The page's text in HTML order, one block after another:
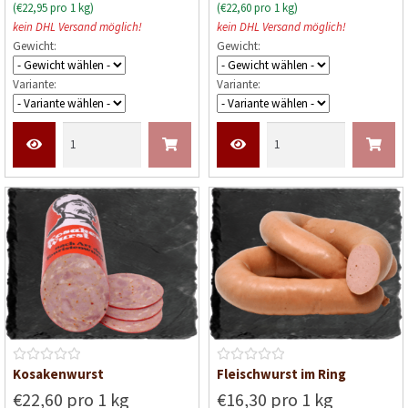
e
r
t
e
t
m
0
v
o
n
5
(€22,95 pro 1 kg)
kein DHL Versand möglich!
Gewicht:
Variante:
e
r
t
e
t
m
0
v
o
n
5
(€22,60 pro 1 kg)
kein DHL Versand möglich!
Gewicht:
Variante:
B
Kosakenwurst
€22,60 pro 1 kg
B
Fleischwurst im Ring
€16,30 pro 1 kg